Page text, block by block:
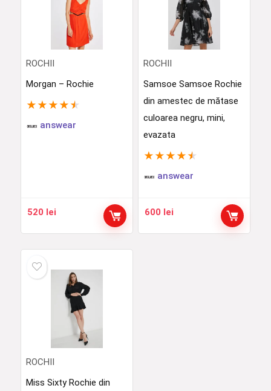
ROCHII
Morgan – Rochie
★ ★ ★ ★ ★
answear
520 lei
ROCHII
Samsoe Samsoe Rochie
din amestec de mătase
culoarea negru, mini,
evazata
★ ★ ★ ★ ★
answear
600 lei
ROCHII
Miss Sixty Rochie din